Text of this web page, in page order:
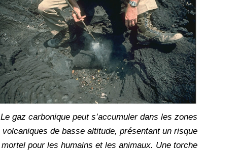
Le gaz carbonique peut s’accumuler dans les zones
volcaniques de basse altitude, présentant un risque
mortel pour les humains et les animaux. Une torche